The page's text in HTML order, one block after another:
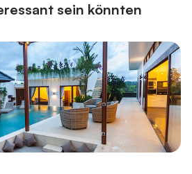
sein könnten